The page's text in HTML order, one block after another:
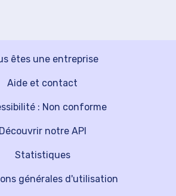
êtes une entreprise
Découvrir notre API
Aide et contact
Statistiques
: Non conforme
générales d'utilisation